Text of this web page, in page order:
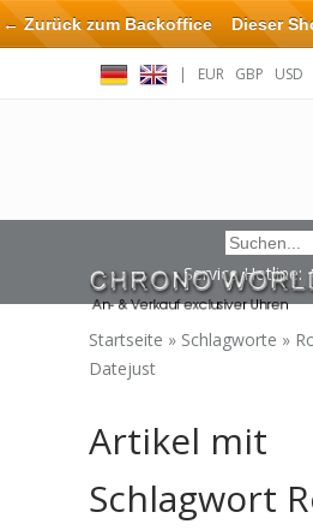
| EUR GBP USD
Service Hotline:
Startseite » Schlagworte »
Datejust
Artikel mit
Schlagwort
← Zurück zum BackofficeDieser
Eventuell können nicht alle